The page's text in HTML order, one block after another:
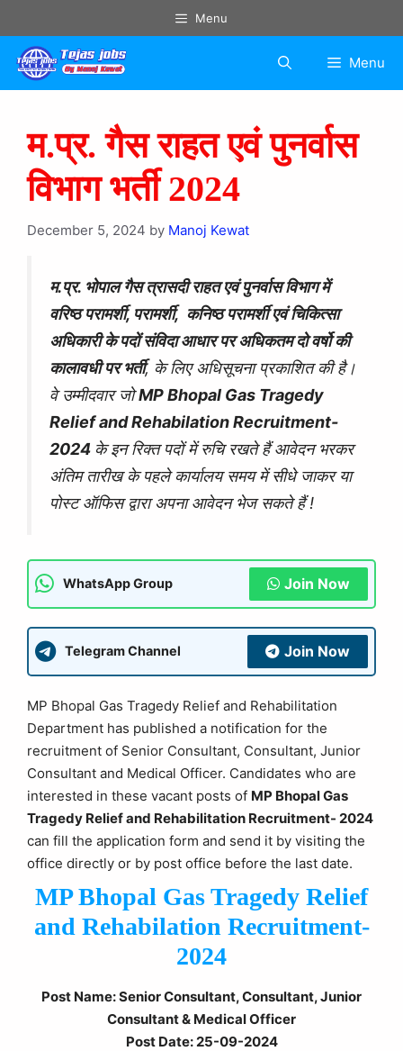
Menu
Menu
म.प्र. गैस राहत एवं पुनर्वास
विभाग भर्ती 2024
December 5, 2024 by Manoj Kewat
म.प्र. भोपाल गैस त्रासदी राहत एवं पुनर्वास विभाग में
वरिष्ठ परामर्शी, परामर्शी, कनिष्ठ परामर्शी एवं चिकित्सा
अधिकारी के पदों संविदा आधार पर अधिकतम दो वर्षो की
कालावधी परभर्ती, के लिए अधिसूचना प्रकाशित की है।
वे उम्मीदवार जोMP Bhopal Gas Tragedy
Relief and Rehabilation Recruitment-
2024 के इन रिक्त पदों में रुचि रखते हैं आवेदन भरकर
अंतिम तारीख के पहले कार्यालय समय में सीधे जाकर या
पोस्ट ऑफिस द्वारा अपना आवेदन भेज सकते हैं !
WhatsApp Group Join Now
Telegram Channel Join Now
MP Bhopal Gas Tragedy Relief and Rehabilitation
Department has published a notification for the
recruitment of Senior Consultant, Consultant, Junior
Consultant and Medical Officer. Candidates who are
interested in these vacant posts of MP Bhopal Gas
Tragedy Relief and Rehabilitation Recruitment- 2024
can fill the application form and send it by visiting the
office directly or by post office before the last date.
MP Bhopal Gas Tragedy Relief
and Rehabilation Recruitment-
2024
Post Name: Senior Consultant, Consultant, Junior
Consultant & Medical Officer
Post Date: 25-09-2024